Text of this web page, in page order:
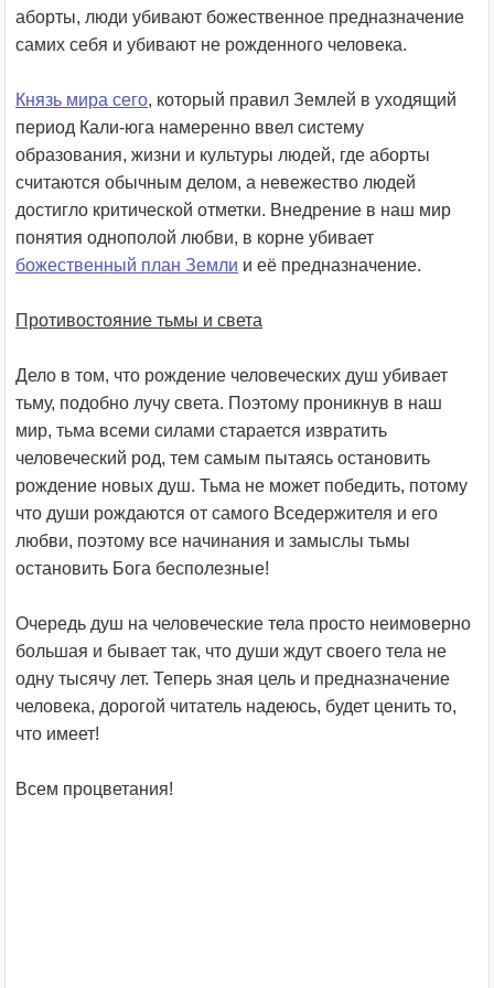
аборты, люди убивают божественное предназначение
самих себя и убивают не рожденного человека.
Князь мира сего, который правил Землей в уходящий
период Кали-юга намеренно ввел систему
образования, жизни и культуры людей, где аборты
считаются обычным делом, а невежество людей
достигло критической отметки. Внедрение в наш мир
понятия однополой любви, в корне убивает
божественный план Земли и её предназначение.
Противостояние тьмы и света
Дело в том, что рождение человеческих душ убивает
тьму, подобно лучу света. Поэтому проникнув в наш
мир, тьма всеми силами старается извратить
человеческий род, тем самым пытаясь остановить
рождение новых душ. Тьма не может победить, потому
что души рождаются от самого Вседержителя и его
любви, поэтому все начинания и замыслы тьмы
остановить Бога бесполезные!
Очередь душ на человеческие тела просто неимоверно
большая и бывает так, что души ждут своего тела не
одну тысячу лет. Теперь зная цель и предназначение
человека, дорогой читатель надеюсь, будет ценить то,
что имеет!
Всем процветания!